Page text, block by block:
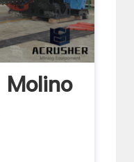
Molino